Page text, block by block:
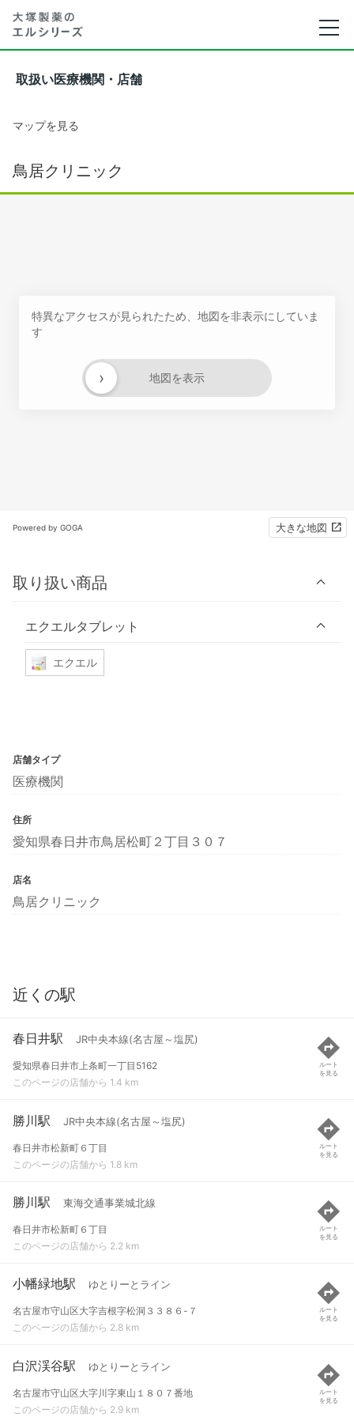
取扱い医療機関・店舗
マップを見る
鳥居クリニック
特異なアクセスが見られたため、地図を非表示にしていま
す
地図を表示
›
Powered by GOGA 大きな地図
取り扱い商品
エクエルタブレット
エクエル
店舗タイプ
医療機関
住所
愛知県春日井市鳥居松町２丁目３０７
店名
鳥居クリニック
近くの駅
春日井駅 JR中央本線(名古屋～塩尻)
愛知県春日井市上条町一丁目5162
このページの店舗から 1.4 km
ルート
を見る
勝川駅 JR中央本線(名古屋～塩尻)
春日井市松新町６丁目
このページの店舗から 1.8 km
ルート
を見る
勝川駅 東海交通事業城北線
春日井市松新町６丁目
このページの店舗から 2.2 km
ルート
を見る
小幡緑地駅 ゆとりーとライン
名古屋市守山区大字吉根字松洞３３８６-７
このページの店舗から 2.8 km
ルート
を見る
白沢渓谷駅 ゆとりーとライン
名古屋市守山区大字川字東山１８０７番地
このページの店舗から 2.9 km
ルート
を見る